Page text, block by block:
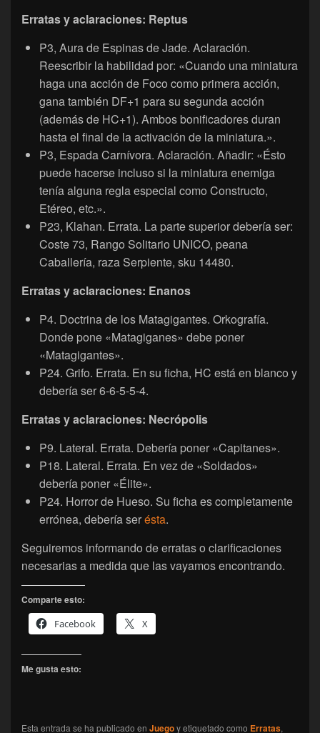
Erratas y aclaraciones: Reptus
P3, Aura de Espinas de Jade. Aclaración.
Reescribir la habilidad por: «Cuando una miniatura
haga una acción de Foco como primera acción,
gana también DF+1 para su segunda acción
(además de HC+1). Ambos bonificadores duran
hasta el final de la activación de la miniatura.».
P3, Espada Carnívora. Aclaración. Añadir: «Ésto
puede hacerse incluso si la miniatura enemiga
tenía alguna regla especial como Constructo,
Etéreo, etc.».
P23, Klahan. Errata. La parte superior debería ser:
Coste 73, Rango Solitario UNICO, peana
Caballería, raza Serpiente, sku 14480.
Erratas y aclaraciones: Enanos
P4. Doctrina de los Matagigantes. Orkografía.
Donde pone «Matagiganes» debe poner
«Matagigantes».
P24. Grifo. Errata. En su ficha, HC está en blanco y
debería ser 6-6-5-5-4.
Erratas y aclaraciones: Necrópolis
P9. Lateral. Errata. Debería poner «Capitanes».
P18. Lateral. Errata. En vez de «Soldados»
debería poner «Élite».
P24. Horror de Hueso. Su ficha es completamente
errónea, debería serésta.
Seguiremos informando de erratas o clarificaciones
necesarias a medida que las vayamos encontrando.
Comparte esto:
Facebook
X
Me gusta esto:
Esta entrada se ha publicado en Juegoy etiquetado como Erratas,